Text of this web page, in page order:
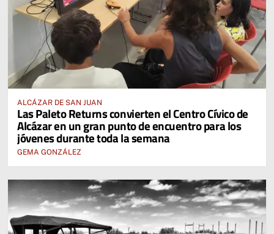
ALCÁZAR DE SAN JUAN
Las Paleto Returns convierten el Centro Cívico de
Alcázar en un gran punto de encuentro para los
jóvenes durante toda la semana
GEMA GONZÁLEZ